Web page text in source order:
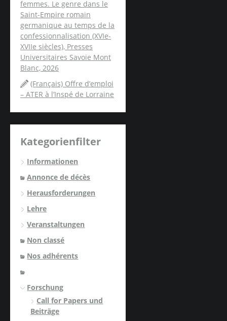
femmes. Le genre dans le
Saint-Empire romain
germanique au temps de la
confessionnalisation (XVIe-
XVIIe siècles), Presses
Universitaires Savoie Mont
Blanc, 2026
(Français) Offre d’emploi
– ATER à l’Inspé de Lorraine
Kategorienfilter
Informationen
Annonce de décès
Herausforderungen
Lehre
Veranstaltungen
Non classé
Nos adhérents
Forschung
Call for Papers und
Beiträge